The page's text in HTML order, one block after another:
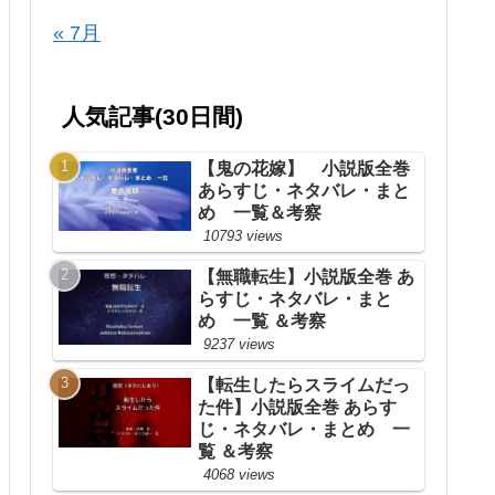
« 7月
人気記事(30日間)
【鬼の花嫁】 小説版全巻
あらすじ・ネタバレ・まと
め 一覧＆考察
10793 views
【無職転生】小説版全巻 あ
らすじ・ネタバレ・まと
め 一覧 ＆考察
9237 views
【転生したらスライムだっ
た件】小説版全巻 あらす
じ・ネタバレ・まとめ 一
覧 ＆考察
4068 views